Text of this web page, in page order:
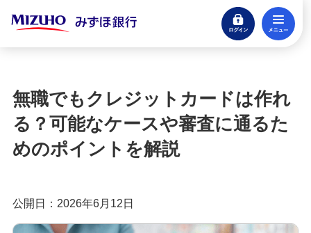
ログイン
閉じる
みずほ楽天カード（クレジットカード）
クレジットカードとは？種類やメリット・注意
点、審査の流れを分かりやすく解説
クレジットカードのポイント還元率とは？選び方
無職でもクレジットカードは作れ
る？可能なケースや審査に通るた
めのポイントを解説
公開日：2026年6月12日